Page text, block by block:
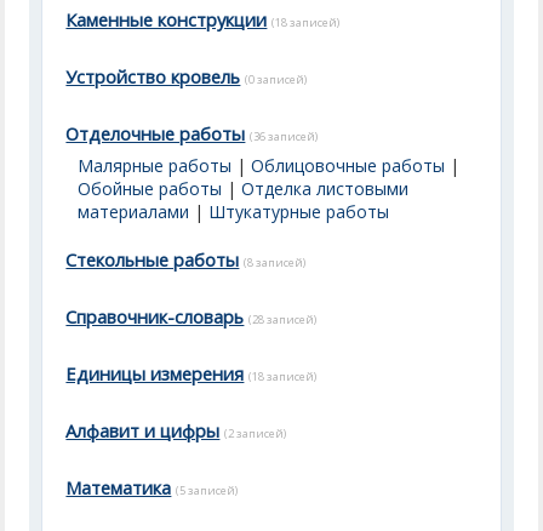
Каменные конструкции (18 записей)
Устройство кровель (0 записей)
Отделочные работы (36 записей)
Малярные работы |Облицовочные работы |
Обойные работы |Отделка листовыми
материалами | Штукатурные работы
Стекольные работы (8 записей)
Справочник-словарь (28 записей)
Единицы измерения (18 записей)
Алфавит и цифры (2 записей)
Математика (5 записей)